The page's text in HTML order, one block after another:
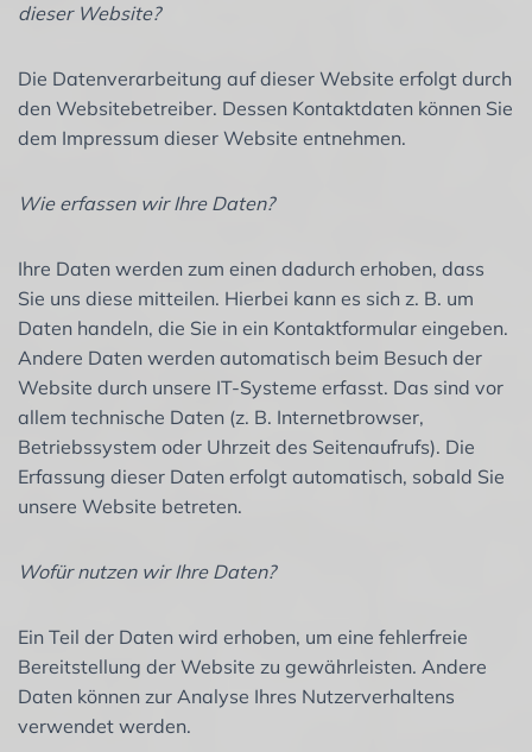
dieser Website?
Die Datenverarbeitung auf dieser Website erfolgt durch
den Websitebetreiber. Dessen Kontaktdaten können Sie
dem Impressum dieser Website entnehmen.
Wie erfassen wir Ihre Daten?
Ihre Daten werden zum einen dadurch erhoben, dass
Sie uns diese mitteilen. Hierbei kann es sich z. B. um
Daten handeln, die Sie in ein Kontaktformular eingeben.
Andere Daten werden automatisch beim Besuch der
Website durch unsere IT-Systeme erfasst. Das sind vor
allem technische Daten (z. B. Internetbrowser,
Betriebssystem oder Uhrzeit des Seitenaufrufs). Die
Erfassung dieser Daten erfolgt automatisch, sobald Sie
unsere Website betreten.
Wofür nutzen wir Ihre Daten?
Ein Teil der Daten wird erhoben, um eine fehlerfreie
Bereitstellung der Website zu gewährleisten. Andere
Daten können zur Analyse Ihres Nutzerverhaltens
verwendet werden.